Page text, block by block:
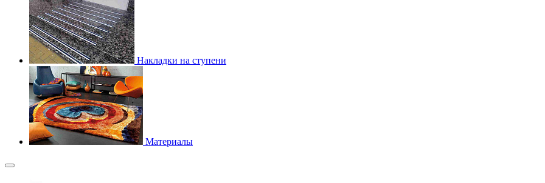
Накладки на ступени
Материалы